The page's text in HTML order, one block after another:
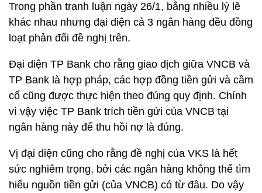
Trong phần tranh luận ngày 26/1, bằng nhiều lý lẽ
khác nhau nhưng đại diện cả 3 ngân hàng đều đồng
loạt phản đối đề nghị trên.
Đại diện TP Bank cho rằng giao dịch giữa VNCB và
TP Bank là hợp pháp, các hợp đồng tiền gửi và cầm
cố cũng được thực hiện theo đúng quy định. Chính
vì vậy việc TP Bank trích tiền gửi của VNCB tại
ngân hàng này để thu hồi nợ là đúng.
Vị đại diện cũng cho rằng đề nghị của VKS là hết
sức nghiêm trọng, bởi các ngân hàng không thể tìm
hiểu nguồn tiền gửi (của VNCB) có từ đâu. Do vậy